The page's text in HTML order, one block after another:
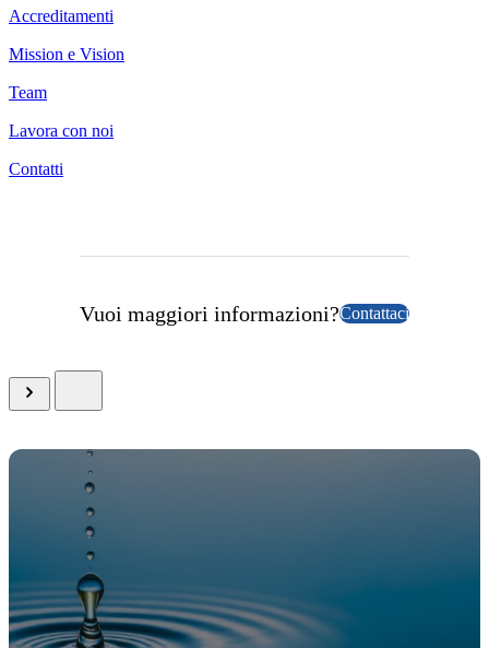
Accreditamenti
Mission e Vision
Team
Lavora con noi
Contatti
Vuoi maggiori informazioni?Contattaci